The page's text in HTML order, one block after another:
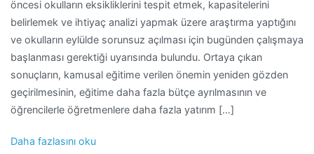
öncesi okulların eksikliklerini tespit etmek, kapasitelerini
belirlemek ve ihtiyaç analizi yapmak üzere araştırma yaptığını
ve okulların eylülde sorunsuz açılması için bugünden çalışmaya
başlanması gerektiği uyarısında bulundu. Ortaya çıkan
sonuçların, kamusal eğitime verilen önemin yeniden gözden
geçirilmesinin, eğitime daha fazla bütçe ayrılmasının ve
öğrencilerle öğretmenlere daha fazla yatırım […]
Daha fazlasını oku